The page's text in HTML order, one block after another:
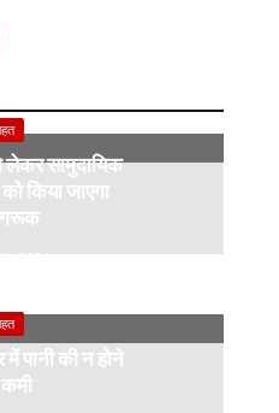
a
m
लेकर सामुदायिक
किया जाएगा
2024
में पानी की न होने